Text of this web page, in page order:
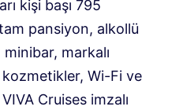
kişi başı 795
pansiyon, alkollü
markalı
Wi-Fi ve
Cruises imzalı